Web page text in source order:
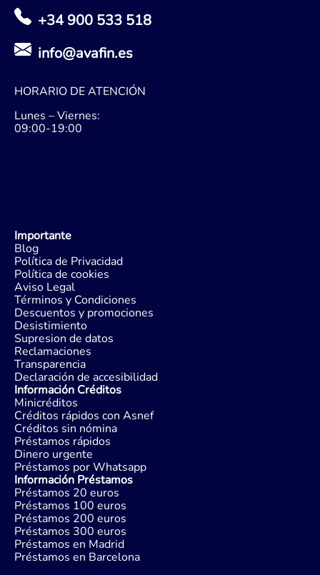
+34 900 533 518
info@avafin.es
HORARIO DE ATENCIÓN
Lunes – Viernes:
09:00-19:00
Importante
Blog
Política de Privacidad
Política de cookies
Aviso Legal
Términos y Condiciones
Descuentos y promociones
Desistimiento
Supresion de datos
Reclamaciones
Transparencia
Declaración de accesibilidad
Información Créditos
Minicréditos
Créditos rápidos con Asnef
Créditos sin nómina
Préstamos rápidos
Dinero urgente
Préstamos por Whatsapp
Información Préstamos
Préstamos 20 euros
Préstamos 100 euros
Préstamos 200 euros
Préstamos 300 euros
Préstamos en Madrid
Préstamos en Barcelona